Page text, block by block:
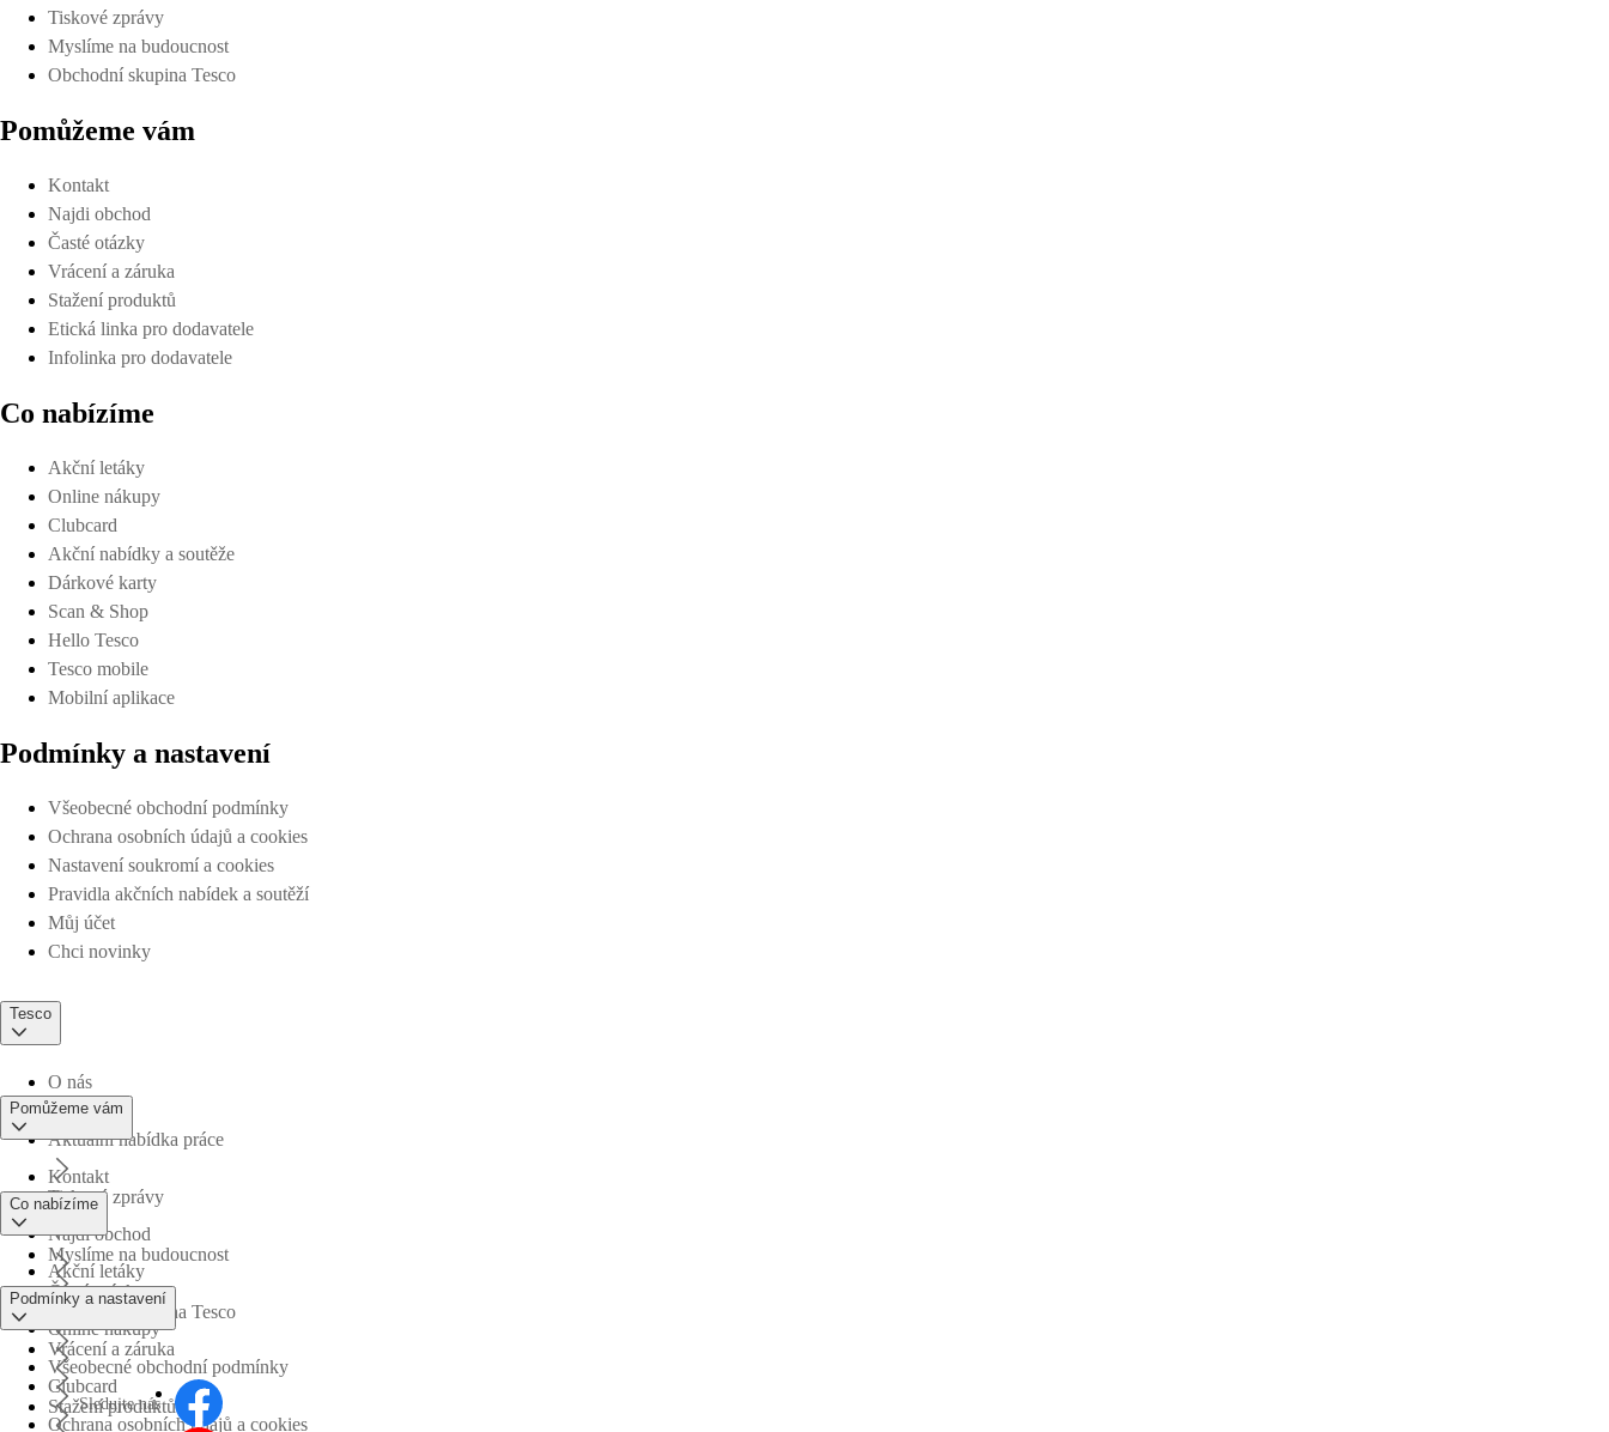
Tiskové zprávy
Myslíme na budoucnost
Obchodní skupina Tesco
Pomůžeme vám
Kontakt
Najdi obchod
Časté otázky
Vrácení a záruka
Stažení produktů
Etická linka pro dodavatele
Infolinka pro dodavatele
Co nabízíme
Akční letáky
Online nákupy
Clubcard
Akční nabídky a soutěže
Dárkové karty
Scan & Shop
Hello Tesco
Tesco mobile
Mobilní aplikace
Podmínky a nastavení
Všeobecné obchodní podmínky
Ochrana osobních údajů a cookies
Nastavení soukromí a cookies
Pravidla akčních nabídek a soutěží
Můj účet
Chci novinky
Tesco
O nás
Aktuální nabídka práce
Tiskové zprávy
Myslíme na budoucnost
Obchodní skupina Tesco
Pomůžeme vám
Kontakt
Najdi obchod
Časté otázky
Vrácení a záruka
Stažení produktů
Co nabízíme
Akční letáky
Online nákupy
Clubcard
Podmínky a nastavení
Všeobecné obchodní podmínky
Ochrana osobních údajů a cookies
Sledujte nás